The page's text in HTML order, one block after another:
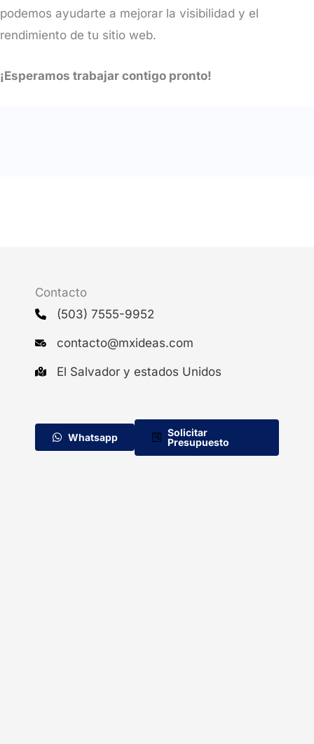
podemos ayudarte a mejorar la visibilidad y el
rendimiento de tu sitio web.
¡Esperamos trabajar contigo pronto!
Contacto
(503) 7555-9952
contacto@mxideas.com
El Salvador y estados Unidos
Whatsapp
Solicitar
Presupuesto